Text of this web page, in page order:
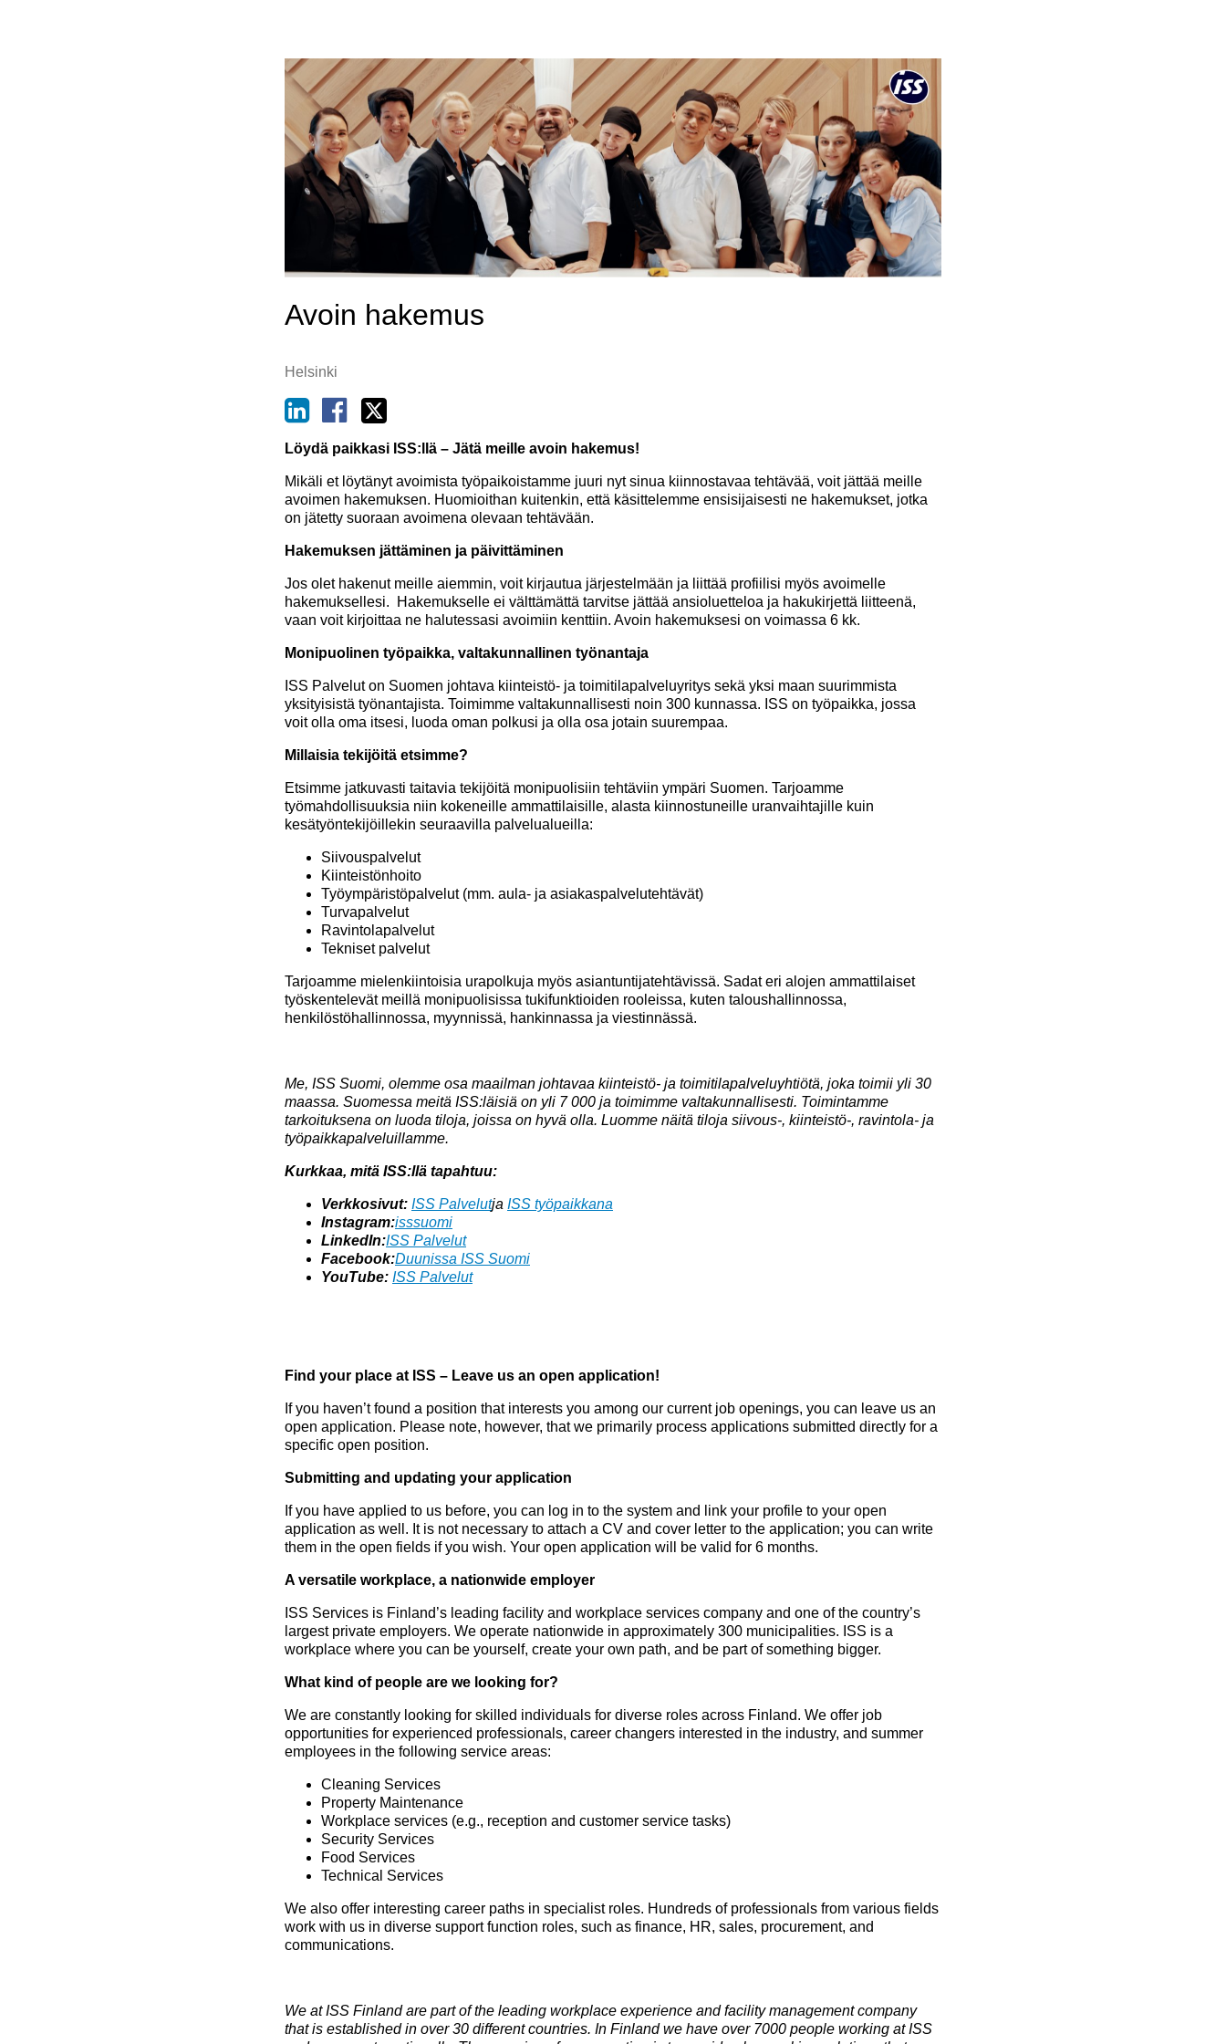
Avoin hakemus
Helsinki
Löydä paikkasi ISS:llä – Jätä meille avoin hakemus!
Mikäli et löytänyt avoimista työpaikoistamme juuri nyt sinua kiinnostavaa tehtävää, voit jättää meille
avoimen hakemuksen. Huomioithan kuitenkin, että käsittelemme ensisijaisesti ne hakemukset, jotka
on jätetty suoraan avoimena olevaan tehtävään.
Hakemuksen jättäminen ja päivittäminen
Jos olet hakenut meille aiemmin, voit kirjautua järjestelmään ja liittää profiilisi myös avoimelle
hakemuksellesi. Hakemukselle ei välttämättä tarvitse jättää ansioluetteloa ja hakukirjettä liitteenä,
vaan voit kirjoittaa ne halutessasi avoimiin kenttiin. Avoin hakemuksesi on voimassa 6 kk.
Monipuolinen työpaikka, valtakunnallinen työnantaja
ISS Palvelut on Suomen johtava kiinteistö- ja toimitilapalveluyritys sekä yksi maan suurimmista
yksityisistä työnantajista. Toimimme valtakunnallisesti noin 300 kunnassa. ISS on työpaikka, jossa
voit olla oma itsesi, luoda oman polkusi ja olla osa jotain suurempaa.
Millaisia tekijöitä etsimme?
Etsimme jatkuvasti taitavia tekijöitä monipuolisiin tehtäviin ympäri Suomen. Tarjoamme
työmahdollisuuksia niin kokeneille ammattilaisille, alasta kiinnostuneille uranvaihtajille kuin
kesätyöntekijöillekin seuraavilla palvelualueilla:
Siivouspalvelut
Kiinteistönhoito
Työympäristöpalvelut (mm. aula- ja asiakaspalvelutehtävät)
Turvapalvelut
Ravintolapalvelut
Tekniset palvelut
Tarjoamme mielenkiintoisia urapolkuja myös asiantuntijatehtävissä. Sadat eri alojen ammattilaiset
työskentelevät meillä monipuolisissa tukifunktioiden rooleissa, kuten taloushallinnossa,
henkilöstöhallinnossa, myynnissä, hankinnassa ja viestinnässä.
Me, ISS Suomi, olemme osa maailman johtavaa kiinteistö- ja toimitilapalveluyhtiötä, joka toimii yli 30
maassa. Suomessa meitä ISS:läisiä on yli 7 000 ja toimimme valtakunnallisesti. Toimintamme
tarkoituksena on luoda tiloja, joissa on hyvä olla. Luomme näitä tiloja siivous-, kiinteistö-, ravintola- ja
työpaikkapalveluillamme.
Kurkkaa, mitä ISS:llä tapahtuu:
Verkkosivut: ISS Palvelutja ISS työpaikkana
Instagram:isssuomi
LinkedIn:ISS Palvelut
Facebook:Duunissa ISS Suomi
YouTube: ISS Palvelut
Find your place at ISS – Leave us an open application!
If you haven’t found a position that interests you among our current job openings, you can leave us an
open application. Please note, however, that we primarily process applications submitted directly for a
specific open position.
Submitting and updating your application
If you have applied to us before, you can log in to the system and link your profile to your open
application as well. It is not necessary to attach a CV and cover letter to the application; you can write
them in the open fields if you wish. Your open application will be valid for 6 months.
A versatile workplace, a nationwide employer
ISS Services is Finland’s leading facility and workplace services company and one of the country’s
largest private employers. We operate nationwide in approximately 300 municipalities. ISS is a
workplace where you can be yourself, create your own path, and be part of something bigger.
What kind of people are we looking for?
We are constantly looking for skilled individuals for diverse roles across Finland. We offer job
opportunities for experienced professionals, career changers interested in the industry, and summer
employees in the following service areas:
Cleaning Services
Property Maintenance
Workplace services (e.g., reception and customer service tasks)
Security Services
Food Services
Technical Services
We also offer interesting career paths in specialist roles. Hundreds of professionals from various fields
work with us in diverse support function roles, such as finance, HR, sales, procurement, and
communications.
We at ISS Finland are part of the leading workplace experience and facility management company
that is established in over 30 different countries. In Finland we have over 7000 people working at ISS